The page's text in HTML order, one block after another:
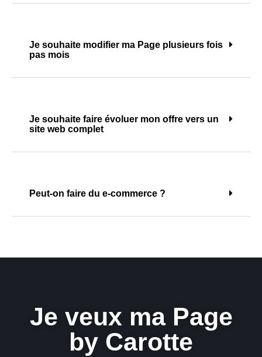
Je souhaite modifier ma Page plusieurs fois
pas mois
Je souhaite faire évoluer mon offre vers un
site web complet
Peut-on faire du e-commerce ?
Je veux ma Page
by Carotte